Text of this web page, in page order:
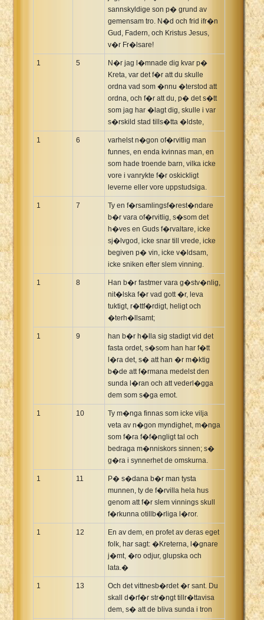
sannskyldige son p� grund av
gemensam tro. N�d och frid ifr�n
Gud, Fadern, och Kristus Jesus,
v�r Fr�lsare!
1 5
N�r jag l�mnade dig kvar p�
Kreta, var det f�r att du skulle
ordna vad som �nnu �terstod att
ordna, och f�r att du, p� det s�tt
som jag har �lagt dig, skulle i var
s�rskild stad tills�tta �ldste,
1 6
varhelst n�gon of�rvitlig man
funnes, en enda kvinnas man, en
som hade troende barn, vilka icke
vore i vanrykte f�r oskickligt
leverne eller vore uppstudsiga.
1 7
Ty en f�rsamlingsf�rest�ndare
b�r vara of�rvitlig, s�som det
h�ves en Guds f�rvaltare, icke
sj�lvgod, icke snar till vrede, icke
begiven p� vin, icke v�ldsam,
icke sniken efter slem vinning.
1 8
Han b�r fastmer vara g�stv�nlig,
nit�lska f�r vad gott �r, leva
tuktigt, r�ttf�rdigt, heligt och
�terh�llsamt;
1 9
han b�r h�lla sig stadigt vid det
fasta ordet, s�som han har f�tt
l�ra det, s� att han �r m�ktig
b�de att f�rmana medelst den
sunda l�ran och att vederl�gga
dem som s�ga emot.
1 10
Ty m�nga finnas som icke vilja
veta av n�gon myndighet, m�nga
som f�ra f�f�ngligt tal och
bedraga m�nniskors sinnen; s�
g�ra i synnerhet de omskurna.
1 11
P� s�dana b�r man tysta
munnen, ty de f�rvilla hela hus
genom att f�r slem vinnings skull
f�rkunna otillb�rliga l�ror.
1 12
En av dem, en profet av deras eget
folk, har sagt: �Kreterna, l�gnare
j�mt, �ro odjur, glupska och
lata.�
1 13
Och det vittnesb�rdet �r sant. Du
skall d�rf�r str�ngt tillr�ttavisa
dem, s� att de bliva sunda i tron